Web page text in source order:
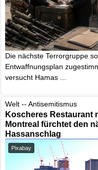
Die nächste Terrorgruppe
Entwaffnungsplan
versucht Hamas ...
Welt -- Antisemitismus
Koscheres Restaurant
Montreal fürchtet den
Hassanschlag
Pixabay